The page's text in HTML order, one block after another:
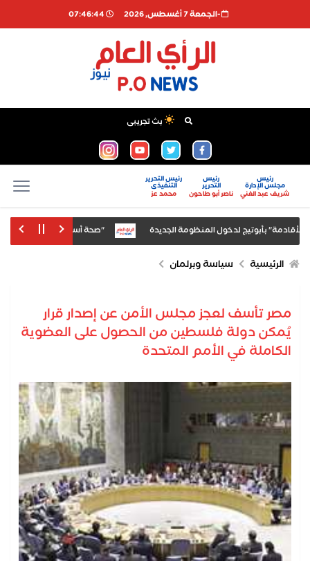
-الجمعة 7 أغسطس, 2026 07:46:45
بث تجريبى
رئيس
مجلس الإدارة
شريف عبد الغني
رئيس
التحرير
ناصر أبو طاحون
رئيس التحرير
التنفيذى
محمد عز
بأبوتيج لدخول المنظومة الجديدة "صحة أسيوط" تكثف جهودها
الرئيسية سياسة وبرلمان
مصر تأسف لعجز مجلس الأمن عن إصدار قرار
يُمكن دولة فلسطين من الحصول على العضوية
الكاملة في الأمم المتحدة